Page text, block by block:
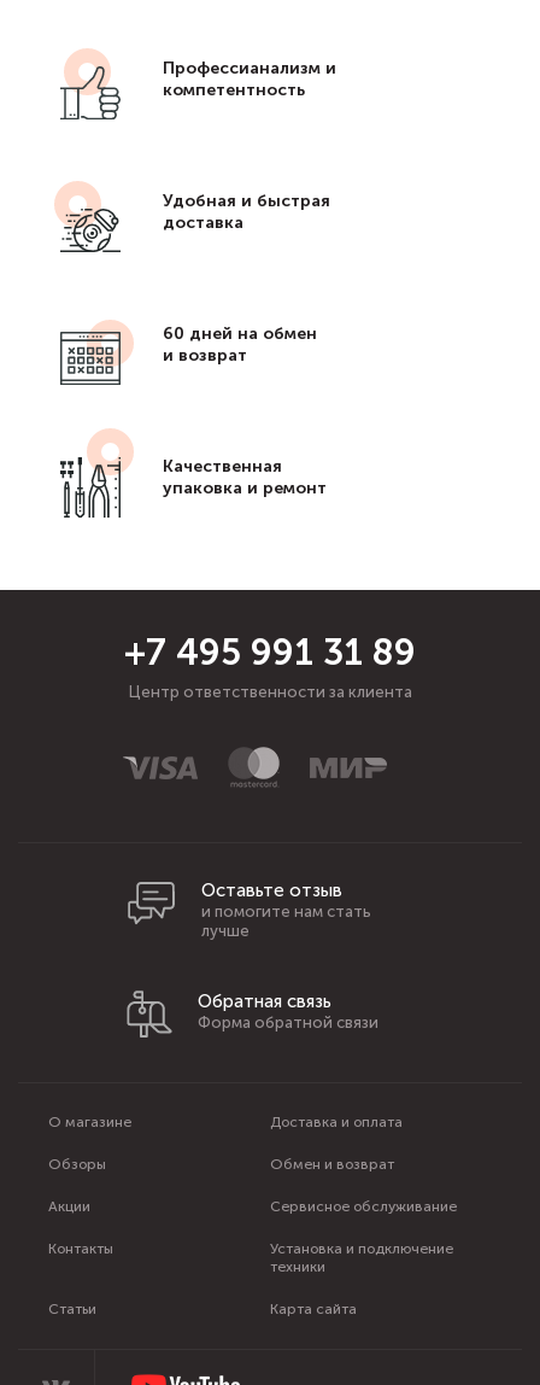
Профессианализм и
компетентность
Удобная и быстрая
доставка
60 дней на обмен
и возврат
Качественная
упаковка и ремонт
+7 495 991 31 89
Центр ответственности за клиента
О магазине Доставка и оплата
Обзоры Обмен и возврат
Акции Сервисное обслуживание
Контакты
Установка и подключение
техники
Статьи Карта сайта
Оставьте отзыв
и помогите нам стать
лучше
Обратная связь
Форма обратной связи